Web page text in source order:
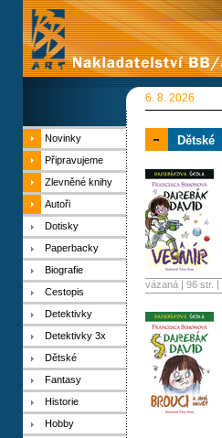
6. 8. 2026
Novinky
Připravujeme
Zlevněné knihy
Autoři
Dotisky
Paperbacky
Biografie
Cestopis
Detektivky
Detektivky 3x
Dětské
Fantasy
Historie
Hobby
Dětské
vázaná | 96 str. |